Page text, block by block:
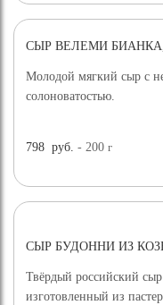
ХИТ ПРОДАЖ
СЫР ВЕЛЕМИ
Молодой мягкий сыр с
солоноватостью.
798 руб. - 200г
СЫР БУДОННИ ИЗ
Твёрдый российский
изготовленный из